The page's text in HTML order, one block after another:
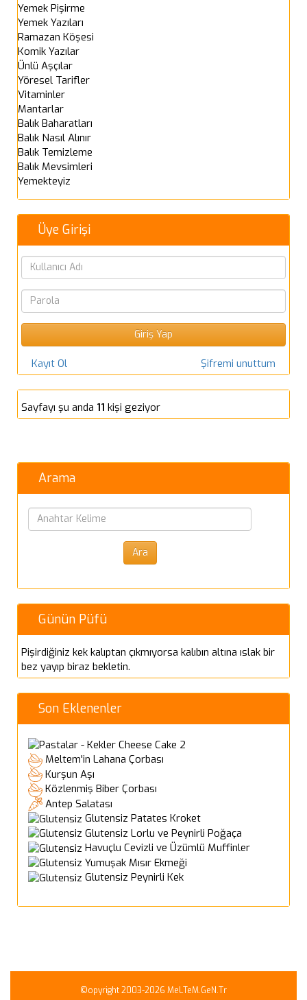
Yemek Pişirme
Yemek Yazıları
Ramazan Köşesi
Komik Yazılar
Ünlü Aşçılar
Yöresel Tarifler
Vitaminler
Mantarlar
Balık Baharatları
Balık Nasıl Alınır
Balık Temizleme
Balık Mevsimleri
Yemekteyiz
Üye Girişi
Kayıt Ol Şifremi unuttum
Sayfayı şu anda 11 kişi geziyor
Arama
Günün Püfü
Pişirdiğiniz kek kalıptan çıkmıyorsa kalıbın altına ıslak bir
bez yayıp biraz bekletin.
Son Eklenenler
Cheese Cake 2
Meltem'in Lahana Çorbası
Kurşun Aşı
Közlenmiş Biber Çorbası
Antep Salatası
Glutensiz Patates Kroket
Glutensiz Lorlu ve Peynirli Poğaça
Havuçlu Cevizli ve Üzümlü Muffinler
Yumuşak Mısır Ekmeği
Glutensiz Peynirli Kek
©opyright 2003-2026 MeLTeM.GeN.Tr